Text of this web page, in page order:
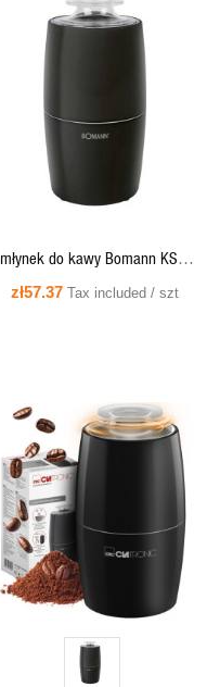
młynek do kawy Bomann KSW
3088 czarny ,150W
zł57.37 Tax included / szt
QUICK VIEW